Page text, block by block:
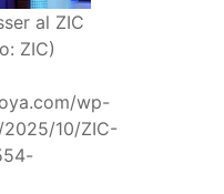
al ZIC
ZIC)
wp-
10/ZIC-